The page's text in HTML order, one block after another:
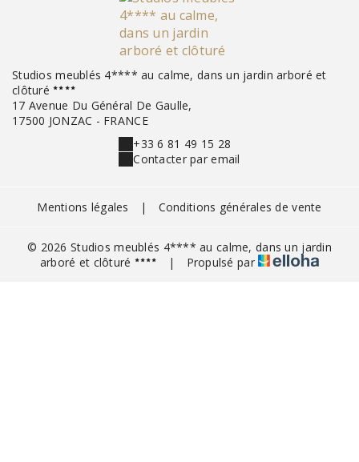
Studios meublés 4**** au calme, dans un jardin arboré et
clôturé
17 Avenue Du Général De Gaulle,
17500 JONZAC - FRANCE
+33 6 81 49 15 28
Contacter par email
Mentions légales | Conditions générales de vente
© 2026 Studios meublés 4**** au calme, dans un jardin
arboré et clôturé
| Propulsé par